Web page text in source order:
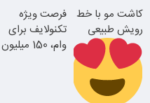
کاشت مو با خط
رویش طبیعی
فرصت ویژه
تکنولایف برای
وام، 150 میلیون